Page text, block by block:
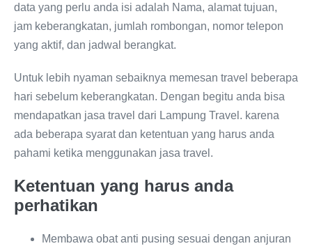
data yang perlu anda isi adalah Nama, alamat tujuan,
jam keberangkatan, jumlah rombongan, nomor telepon
yang aktif, dan jadwal berangkat.
Untuk lebih nyaman sebaiknya memesan travel beberapa
hari sebelum keberangkatan. Dengan begitu anda bisa
mendapatkan jasa travel dari Lampung Travel. karena
ada beberapa syarat dan ketentuan yang harus anda
pahami ketika menggunakan jasa travel.
Ketentuan yang harus anda
perhatikan
Membawa obat anti pusing sesuai dengan anjuran